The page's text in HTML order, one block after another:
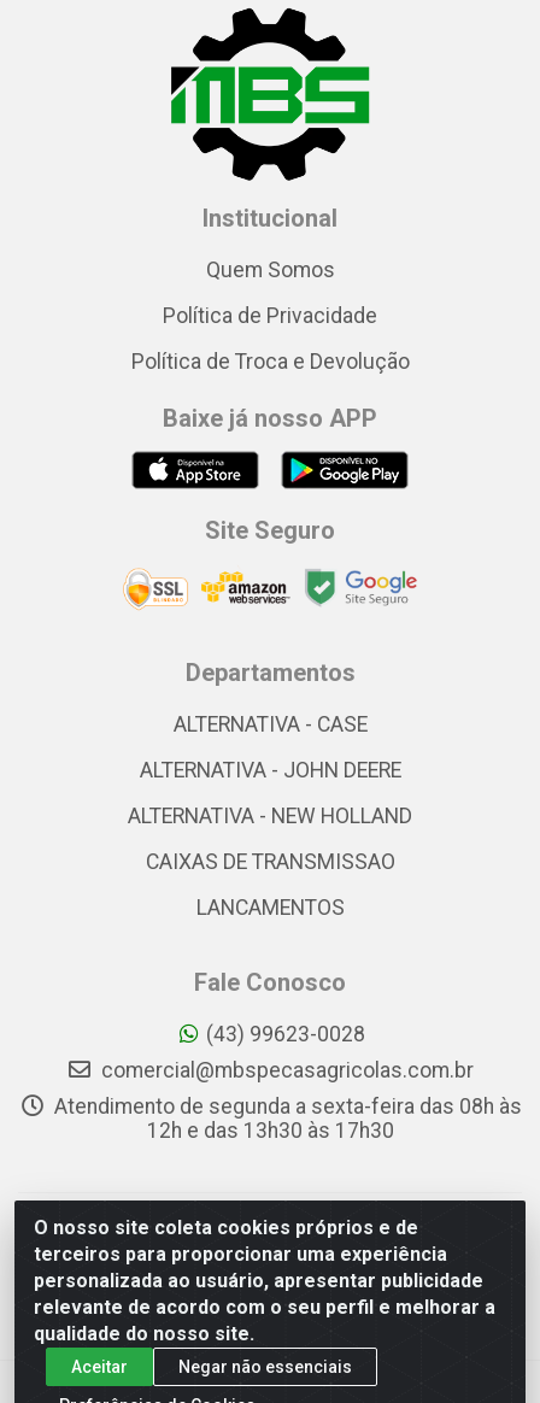
O nosso site coleta cookies próprios e de
terceiros para proporcionar uma experiência
personalizada ao usuário, apresentar publicidade
relevante de acordo com o seu perfil e melhorar a
qualidade do nosso site.
Aceitar
Negar não essenciais
Institucional
Quem Somos
Política de Privacidade
Política de Troca e Devolução
Baixe já nosso APP
Site Seguro
Departamentos
ALTERNATIVA - CASE
ALTERNATIVA - JOHN DEERE
ALTERNATIVA - NEW HOLLAND
CAIXAS DE TRANSMISSAO
LANCAMENTOS
Fale Conosco
(43) 99623-0028
comercial@mbspecasagricolas.com.br
Atendimento de segunda a sexta-feira das 08h às
12h e das 13h30 às 17h30
MBS PEÇAS AGRÍCOLAS - RUA APARECIDA FIRMO DE
SOUZA, 78 - PQ INDUSTRIAL DAS CONFECÇÕES DANILO
BERTE, APUCARANA/PR - CEP 86.806-502 - CNPJ
34.564.040/0001-88